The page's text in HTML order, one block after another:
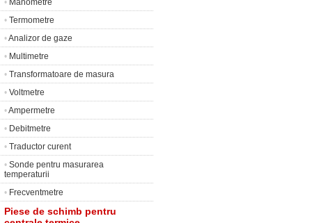
• Manometre
• Termometre
•Analizor de gaze
• Multimetre
• Transformatoare de masura
• Voltmetre
•Ampermetre
• Debitmetre
• Traductor curent
• Sonde pentru masurarea
temperaturii
• Frecventmetre
Piese de schimb pentru